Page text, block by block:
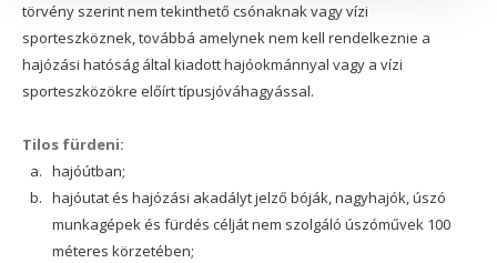
törvény szerint nem tekinthető csónaknak vagy vízi
sporteszköznek, továbbá amelynek nem kell rendelkeznie a
hajózási hatóság által kiadott hajóokmánnyal vagy a vízi
sporteszközökre előírt típusjóváhagyással.
Tilos fürdeni:
hajóútban;
hajóutat és hajózási akadályt jelző bóják, nagyhajók, úszó
munkagépek és fürdés célját nem szolgáló úszóművek 100
méteres körzetében;